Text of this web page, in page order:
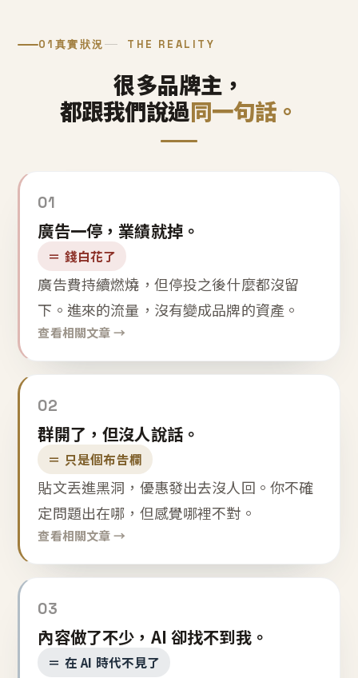
01 真實狀況 THE REALITY
很多品牌主，
都跟我們說過同一句話。
01
廣告一停，業績就掉。
＝ 錢白花了
廣告費持續燃燒，但停投之後什麼都沒留
下。進來的流量，沒有變成品牌的資產。
查看相關文章 →
02
群開了，但沒人說話。
＝ 只是個布告欄
貼文丟進黑洞，優惠發出去沒人回。你不確
定問題出在哪，但感覺哪裡不對。
查看相關文章 →
03
內容做了不少，AI 卻找不到我。
＝ 在 AI 時代不見了